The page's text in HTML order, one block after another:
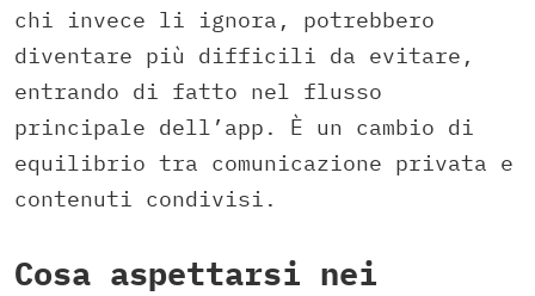
chi invece li ignora, potrebbero
diventare più difficili da evitare,
entrando di fatto nel flusso
principale dell’app. È un cambio di
equilibrio tra comunicazione privata e
contenuti condivisi.
Cosa aspettarsi nei